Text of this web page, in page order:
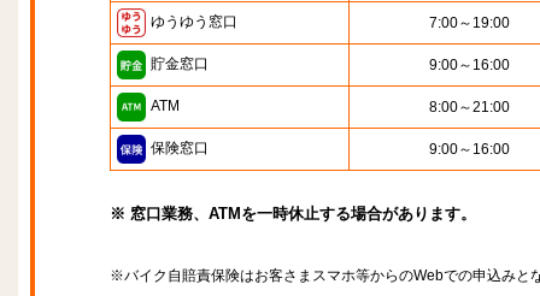
ゆうゆう窓口 7:00～19:00
貯金窓口 9:00～16:00
ATM 8:00～21:00
保険窓口 9:00～16:00
※ 窓口業務、ATMを一時休止する場合があります。
※バイク自賠責保険はお客さまスマホ等からのWebでの申込みと